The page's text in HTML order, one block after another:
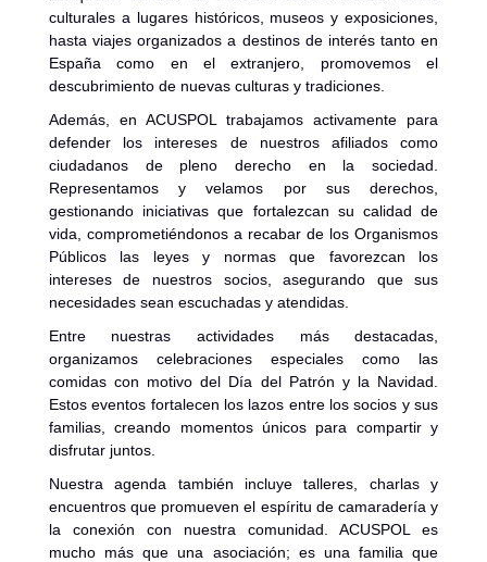
culturales a lugares históricos, museos y exposiciones,
hasta viajes organizados a destinos de interés tanto en
España como en el extranjero, promovemos el
descubrimiento de nuevas culturas y tradiciones.
Además, en ACUSPOL trabajamos activamente para
defender los intereses de nuestros afiliados como
ciudadanos de pleno derecho en la sociedad.
Representamos y velamos por sus derechos,
gestionando iniciativas que fortalezcan su calidad de
vida, comprometiéndonos a recabar de los Organismos
Públicos las leyes y normas que favorezcan los
intereses de nuestros socios, asegurando que sus
necesidades sean escuchadas y atendidas.
Entre nuestras actividades más destacadas,
organizamos celebraciones especiales como las
comidas con motivo del Día del Patrón y la Navidad.
Estos eventos fortalecen los lazos entre los socios y sus
familias, creando momentos únicos para compartir y
disfrutar juntos.
Nuestra agenda también incluye talleres, charlas y
encuentros que promueven el espíritu de camaradería y
la conexión con nuestra comunidad. ACUSPOL es
mucho más que una asociación; es una familia que